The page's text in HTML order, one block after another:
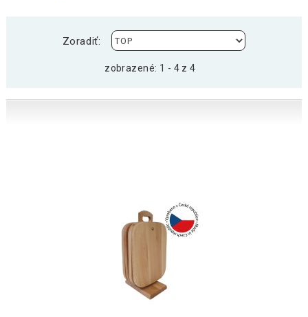
Zoradiť:
zobrazené: 1 - 4 z 4